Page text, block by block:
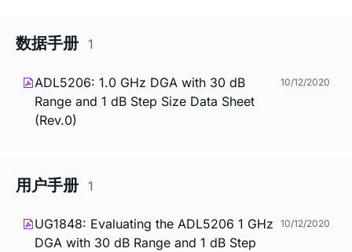
数据手册 1
ADL5206: 1.0 GHz DGA with 30 dB
Range and 1 dB Step Size Data Sheet
(Rev.0)
10/12/2020
用户手册 1
UG1848: Evaluating the ADL5206 1 GHz
DGA with 30 dB Range and 1 dB Step
10/12/2020